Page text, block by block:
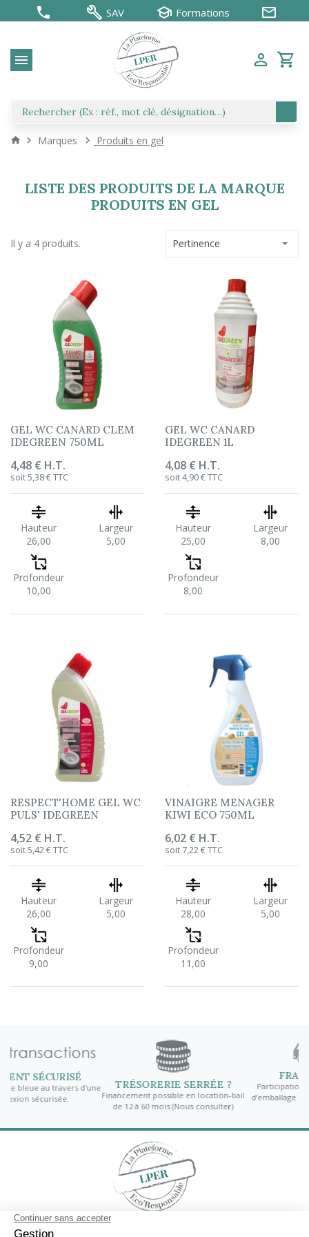
SAV Formations
Marques Produits en gel
LISTE DES PRODUITS DE LA MARQUE
PRODUITS EN GEL
Il y a 4 produits. Pertinence
GEL WC CANARD CLEM
IDEGREEN 750ML
Prix
4,48 € H.T.
soit 5,38 € TTC
Hauteur
26,00
Largeur
5,00
Profondeur
10,00
GEL WC CANARD
IDEGREEN 1L
Prix
4,08 € H.T.
soit 4,90 € TTC
Hauteur
25,00
Largeur
8,00
Profondeur
8,00
RESPECT'HOME GEL WC
PULS' IDEGREEN
Prix
4,52 € H.T.
soit 5,42 € TTC
Hauteur
26,00
Largeur
5,00
Profondeur
9,00
VINAIGRE MENAGER
KIWI ECO 750ML
Prix
6,02 € H.T.
soit 7,22 € TTC
Hauteur
28,00
Largeur
5,00
Profondeur
11,00
d'une
TRÉSORERIE SERRÉE ?
Financement possible en location-bail
de 12 à 60 mois (Nous consulter)
FRAIS DE PORT
Participation aux frais de port
d’emballage offerts à partir de
hors taxes